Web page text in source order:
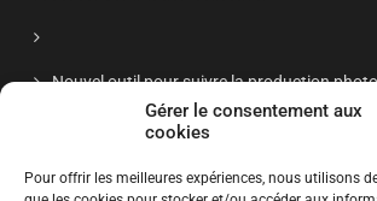
Gérer le consentement aux
cookies
Pour offrir les meilleures expériences, nous utilisons
Nouvel outil pour suivre la production
à Antony : retour d’expériences et projets